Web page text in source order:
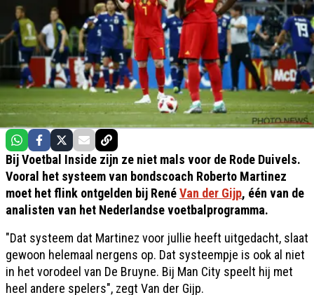
Bij Voetbal Inside zijn ze niet mals voor de Rode Duivels.
Vooral het systeem van bondscoach Roberto Martinez
moet het flink ontgelden bij RenéVan der Gijp, één van de
analisten van het Nederlandse voetbalprogramma.
"Dat systeem dat Martinez voor jullie heeft uitgedacht, slaat
gewoon helemaal nergens op. Dat systeempje is ook al niet
in het vorodeel van De Bruyne. Bij Man City speelt hij met
heel andere spelers", zegt Van der Gijp.